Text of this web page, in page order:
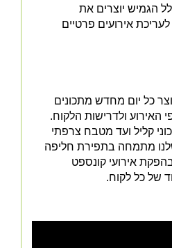
הגמיש יוצרים את
אירועים פרטיים
כל יום מחדש מתכונים
האירוע ולדרישות הלקוח.
קליל ועד מטבח צרפתי
מתמחה בתפירת חליפה
אירועי קונספט
של כל לקוח.